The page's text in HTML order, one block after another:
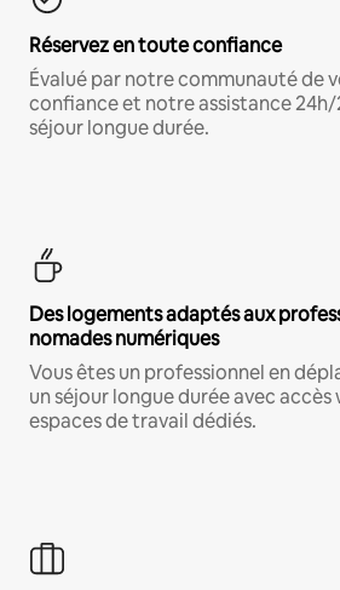
Réservez en toute confiance
Évalué par notre communauté de
confiance et notre assistance
séjour longue durée.
Des logements adaptés aux
nomades numériques
Vous êtes un professionnel en
un séjour longue durée avec
espaces de travail dédiés.